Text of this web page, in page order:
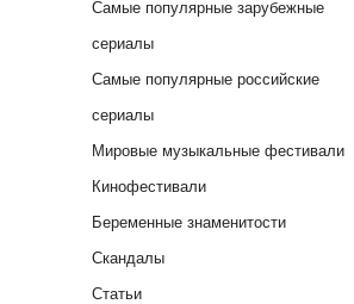
Самые популярные зарубежные
сериалы
Самые популярные российские
сериалы
Мировые музыкальные фестивали
Кинофестивали
Беременные знаменитости
Скандалы
Статьи